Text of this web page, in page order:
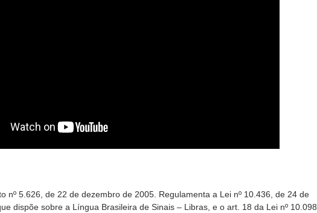
nº 5.626, de 22 de dezembro de 2005. Regulamenta a Lei nº 10.436, de 24 de
dispõe sobre a Língua Brasileira de Sinais – Libras, e o art. 18 da Lei nº 10.098,